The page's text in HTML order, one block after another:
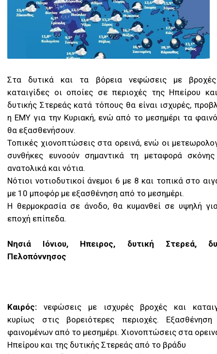
Στα δυτικά και τα βόρεια νεφώσεις με
καταιγίδες οι οποίες σε περιοχές της Ηπείρου
δυτικής Στερεάς κατά τόπους θα είναι ισχυρές,
η ΕΜΥ για την Κυριακή, ενώ από το μεσημέρι τα
θα εξασθενήσουν.
Τοπικές χιονοπτώσεις στα ορεινά, ενώ οι
συνθήκες ευνοούν σημαντικά τη μεταφορά
ανατολικά και νότια.
Νότιοι νοτιοδυτικοί άνεμοι 6 με 8 και τοπικά στο
με 10 μποφόρ με εξασθένηση από το μεσημέρι.
Η θερμοκρασία σε άνοδο, θα κυμανθεί σε υψηλή
εποχή επίπεδα.
Νησιά Ιόνιου, Ηπειρος, δυτική Στερεά,
Πελοπόννησος
Καιρός: νεφώσεις με ισχυρές βροχές και
κυρίως στις βορειότερες περιοχές.
φαινομένων από το μεσημέρι. Χιονοπτώσεις στα
Ηπείρου και της δυτικής Στερεάς από το βράδυ